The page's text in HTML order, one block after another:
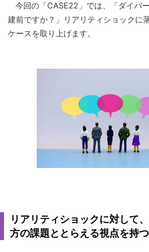
今回の「CASE22」では、「ダイバ
建前ですか？」リアリティショックに
ケースを取り上げます。
リアリティショックに対して
方の課題ととらえる視点を持つ